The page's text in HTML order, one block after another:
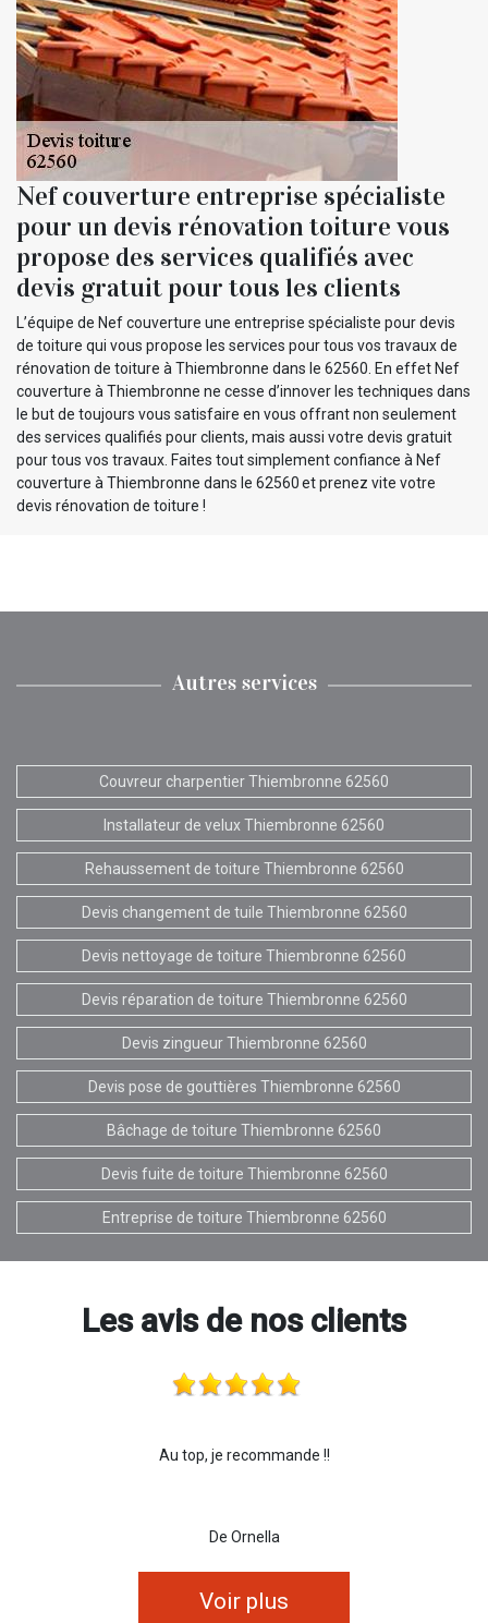
Nef couverture entreprise spécialiste
pour un devis rénovation toiture vous
propose des services qualifiés avec
devis gratuit pour tous les clients
L’équipe de Nef couverture une entreprise spécialiste pour devis
de toiture qui vous propose les services pour tous vos travaux de
rénovation de toiture à Thiembronne dans le 62560. En effet Nef
couverture à Thiembronne ne cesse d’innover les techniques dans
le but de toujours vous satisfaire en vous offrant non seulement
des services qualifiés pour clients, mais aussi votre devis gratuit
pour tous vos travaux. Faites tout simplement confiance à Nef
couverture à Thiembronne dans le 62560 et prenez vite votre
devis rénovation de toiture !
Autres services
Couvreur charpentier Thiembronne 62560
Installateur de velux Thiembronne 62560
Rehaussement de toiture Thiembronne 62560
Devis changement de tuile Thiembronne 62560
Devis nettoyage de toiture Thiembronne 62560
Devis réparation de toiture Thiembronne 62560
Devis zingueur Thiembronne 62560
Devis pose de gouttières Thiembronne 62560
Bâchage de toiture Thiembronne 62560
Devis fuite de toiture Thiembronne 62560
Entreprise de toiture Thiembronne 62560
Les avis de nos clients
Au top, je recommande !!
De Ornella
Voir plus